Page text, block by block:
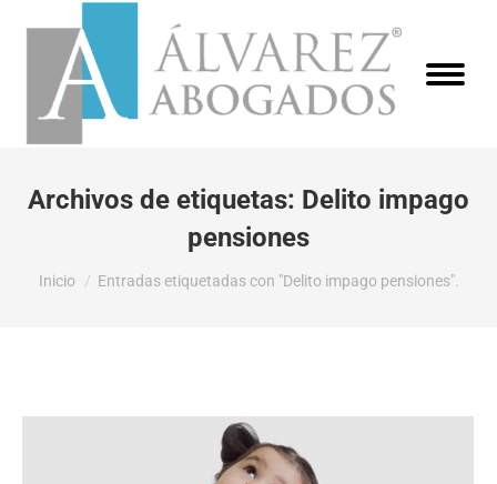
Archivos de etiquetas: Delito impago
pensiones
Estás aquí:
Inicio Entradas etiquetadas con "Delito impago pensiones".